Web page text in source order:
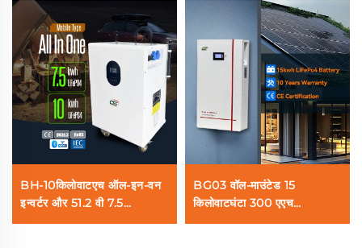
BH-10किलोवाटएच ऑल-इन-वन
इन्वर्टर और 51.2 वी 7.5
किलोवाटएच 10 किलोवाटएच
BG03 वॉल-माउंटेड 15
किलोवाटघंटा 300 एएच
लाइफपीओ4 बैटरी सौर घरेलू ऊर्जा